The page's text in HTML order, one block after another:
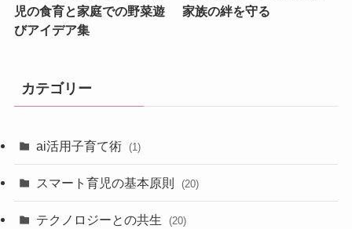
児の食育と家庭での野菜遊
びアイデア集
家族の絆を守る
カテゴリー
ai活用子育て術 (1)
スマート育児の基本原則 (20)
テクノロジーとの共生 (20)